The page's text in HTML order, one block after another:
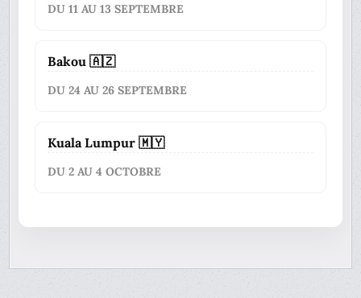
DU 11 AU 13 SEPTEMBRE
Bakou 🇦🇿
DU 24 AU 26 SEPTEMBRE
Kuala Lumpur 🇲🇾
DU 2 AU 4 OCTOBRE